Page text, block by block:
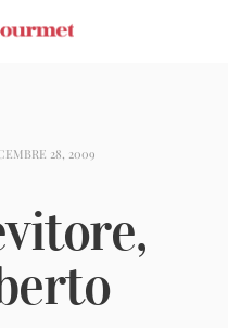
28, 2009